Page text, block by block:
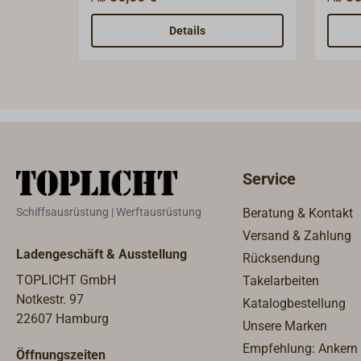
nach Modell und Baujahr. In der
unten stehenden Tabelle finden
Sie den passenden Ring für Ihre
Details
alte
Um
Schiffsausrüstung | Werftausrüstung
Ladengeschäft & Ausstellung
TOPLICHT GmbH
Notkestr. 97
22607 Hamburg
Öffnungszeiten
Service
Beratung & Kontakt
Versand & Zahlung
Rücksendung
Takelarbeiten
Katalogbestellung
Unsere Marken
Empfehlung: Ankern